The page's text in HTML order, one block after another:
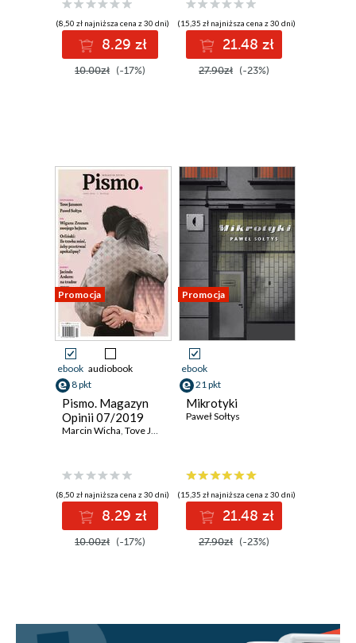
(8,50 zł najniższa cena z 30 dni)
8.29 zł
10.00zł (-17%)
(15,35 zł najniższa cena z 30 dni)
21.48 zł
27.90zł (-23%)
Promocja
ebook audiobook
8 pkt
Pismo. Magazyn
Opinii 07/2019
Marcin Wicha, Tove Jansson
(8,50 zł najniższa cena z 30 dni)
8.29 zł
10.00zł (-17%)
Promocja
ebook
21 pkt
Mikrotyki
Paweł Sołtys
(15,35 zł najniższa cena z 30 dni)
21.48 zł
27.90zł (-23%)